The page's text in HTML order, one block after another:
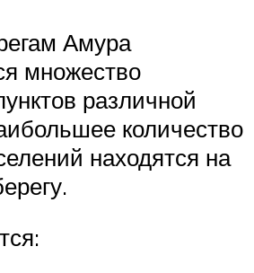
Амура
множество
различной
количество
находятся на